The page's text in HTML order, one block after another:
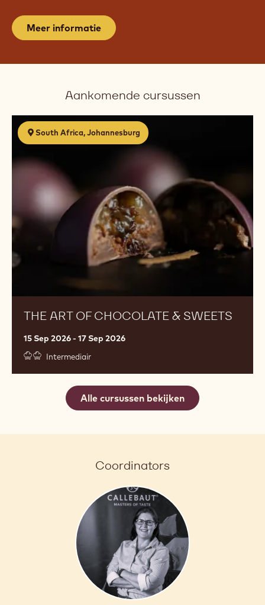
Meer informatie
Aankomende cursussen
South Africa, Johannesburg
THE ART OF CHOCOLATE & SWEETS
15 Sep 2026 - 17 Sep 2026
Intermediair
The
Art
Chocolate
Sweets
Alle cursussen bekijken
Coordinators